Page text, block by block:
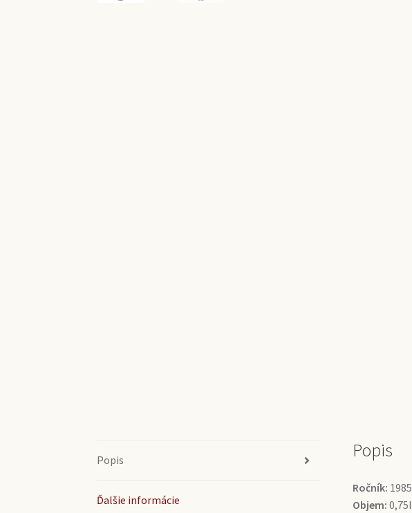
Popis
Ďalšie informácie
Popis
Ročník: 1985
Objem: 0,75l